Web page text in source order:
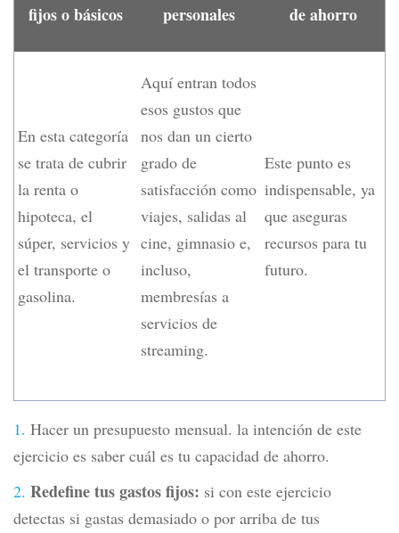
fijos o básicos
personales
de ahorro
En esta categoría
se trata de cubrir
la renta o
hipoteca, el
súper, servicios y
el transporte o
gasolina.
Aquí entran todos
esos gustos que
nos dan un cierto
grado de
satisfacción como
viajes, salidas al
cine, gimnasio e,
incluso,
membresías a
servicios de
streaming.
Este punto es
indispensable, ya
que aseguras
recursos para tu
futuro.
Hacer un presupuesto mensual. la intención de este
ejercicio es saber cuál es tu capacidad de ahorro.
Redefine tus gastos fijos: si con este ejercicio
detectas si gastas demasiado o por arriba de tus